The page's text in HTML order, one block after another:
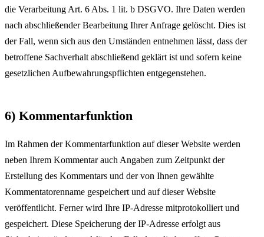
die Verarbeitung Art. 6 Abs. 1 lit. b DSGVO. Ihre Daten werden
nach abschließender Bearbeitung Ihrer Anfrage gelöscht. Dies ist
der Fall, wenn sich aus den Umständen entnehmen lässt, dass der
betroffene Sachverhalt abschließend geklärt ist und sofern keine
gesetzlichen Aufbewahrungspflichten entgegenstehen.
6) Kommentarfunktion
Im Rahmen der Kommentarfunktion auf dieser Website werden
neben Ihrem Kommentar auch Angaben zum Zeitpunkt der
Erstellung des Kommentars und der von Ihnen gewählte
Kommentatorenname gespeichert und auf dieser Website
veröffentlicht. Ferner wird Ihre IP-Adresse mitprotokolliert und
gespeichert. Diese Speicherung der IP-Adresse erfolgt aus